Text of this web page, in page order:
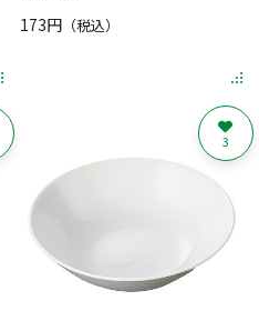
173円（税込）
3